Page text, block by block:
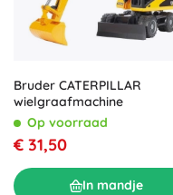
Bruder CATERPILLAR
wielgraafmachine
Op voorraad
€ 31,50
In mandje